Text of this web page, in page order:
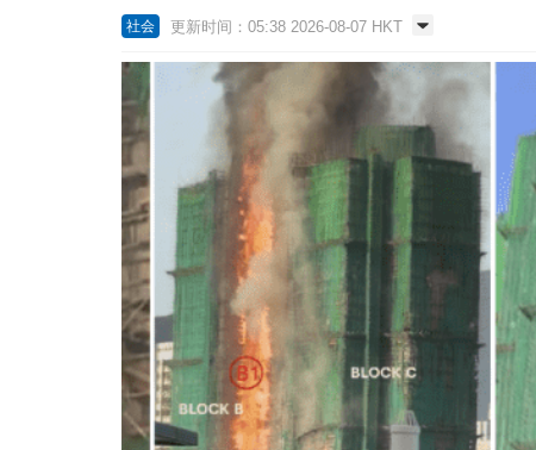
社会 更新时间：05:38 2026-08-07 HKT